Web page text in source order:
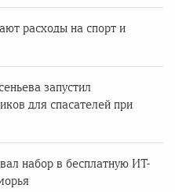
расходы на спорт и
запустил
для спасателей при
набор в бесплатную ИТ-